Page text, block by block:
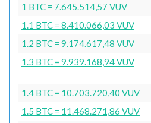
1 BTC = 7.645.514,57 VUV
1.1 BTC = 8.410.066,03 VUV
1.2 BTC = 9.174.617,48 VUV
1.3 BTC = 9.939.168,94 VUV
1.4 BTC = 10.703.720,40 VUV
1.5 BTC = 11.468.271,86 VUV